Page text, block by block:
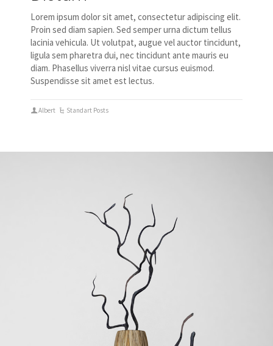
Lorem ipsum dolor sit amet, consectetur adipiscing elit.
Proin sed diam sapien. Sed semper urna dictum tellus
lacinia vehicula. Ut volutpat, augue vel auctor tincidunt,
ligula sem pharetra dui, nec tincidunt ante mauris eu
diam. Phasellus viverra nisl vitae cursus euismod.
Suspendisse sit amet est lectus.
Albert Standart Posts